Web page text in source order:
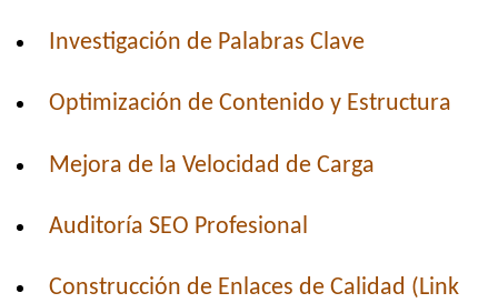
Investigación de Palabras Clave
Optimización de Contenido y Estructura
Mejora de la Velocidad de Carga
Auditoría SEO Profesional
Construcción de Enlaces de Calidad (Link